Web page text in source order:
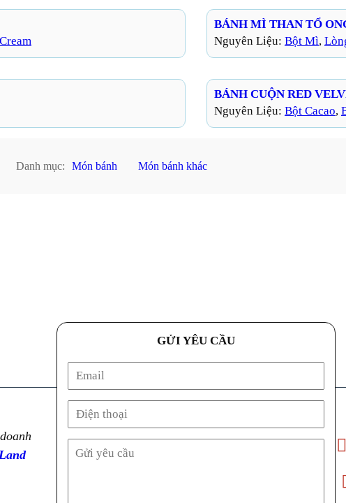
BÁNH MÌ THAN TỔ
Nguyên Liệu: Bột Mì,
BÁNH CUỘN RED
Nguyên Liệu: Bột Cacao,
Danh mục: Món bánh Món bánh khác
GỬI YÊU CẦU